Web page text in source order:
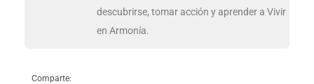
descubrirse, tomar acción y aprender a Vivir
en Armonía.
Comparte: